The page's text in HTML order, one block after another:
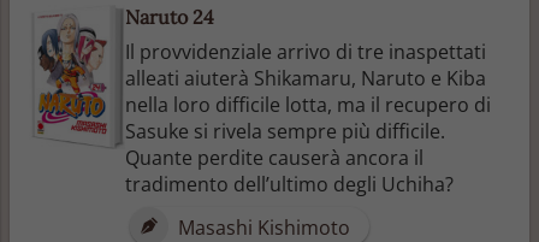
Naruto 24
Il provvidenziale arrivo di tre inaspettati
alleati aiuterà Shikamaru, Naruto e Kiba
nella loro difficile lotta, ma il recupero di
Sasuke si rivela sempre più difficile.
Quante perdite causerà ancora il
tradimento dell’ultimo degli Uchiha?
Masashi Kishimoto